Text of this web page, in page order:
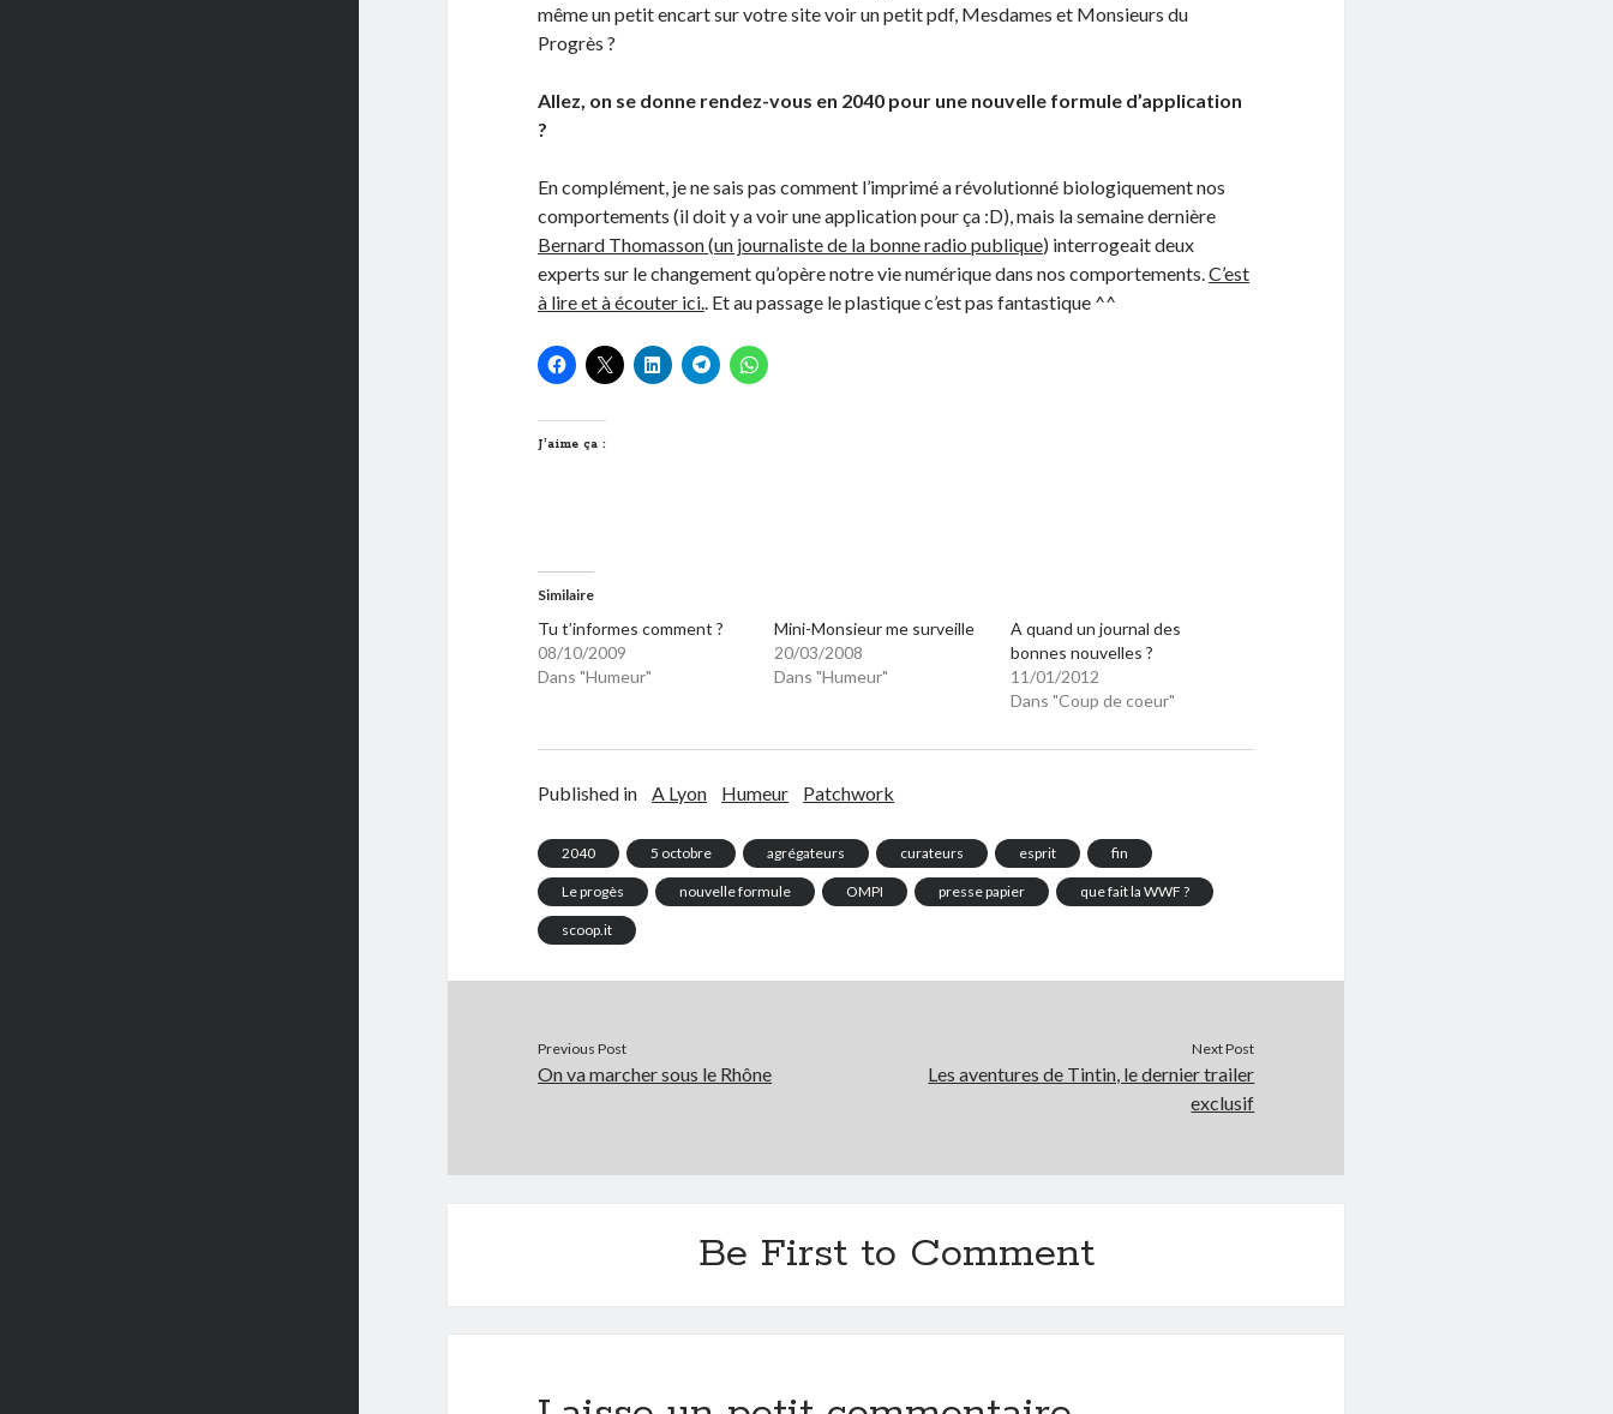
même un petit encart sur votre site voir un petit pdf, Mesdames et Monsieurs du
Progrès ?
Allez, on se donne rendez-vous en 2040 pour une nouvelle formule d’application
?
En complément, je ne sais pas comment l’imprimé a révolutionné biologiquement nos
comportements (il doit y a voir une application pour ça :D), mais la semaine dernière
Bernard Thomasson(un journaliste de la bonne radio publique) interrogeait deux
experts sur le changement qu’opère notre vie numérique dans nos comportements.C’est
à lire et à écouter ici.. Et au passage le plastique c’est pas fantastique ^^
J’aime ça :
Similaire
Tu t’informes comment ?
08/10/2009
Dans "Humeur"
Mini-Monsieur me surveille
20/03/2008
Dans "Humeur"
A quand un journal des
bonnes nouvelles ?
11/01/2012
Dans "Coup de coeur"
Published in A Lyon Humeur Patchwork
2040 5 octobre agrégateurs curateurs esprit fin
Le progès nouvelle formule OMPI presse papier que fait la WWF ?
scoop.it
Previous Post
On va marcher sous le Rhône
Next Post
Les aventures de Tintin, le dernier trailer
exclusif
Be First to Comment